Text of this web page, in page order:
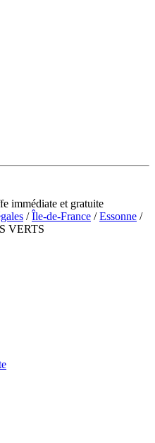
immédiate et gratuite
/Île-de-France /Essonne /
VERTS